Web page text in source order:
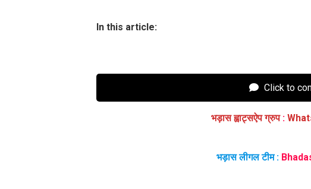
In this article:
Click to
भड़ास ह्वाट्सऐप ग्रुप :
भड़ास लीगल टीम :